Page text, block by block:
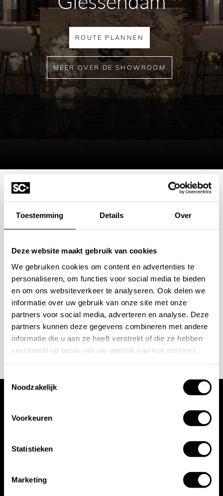
Toestemming Details Over
Deze website maakt gebruik van cookies
We gebruiken cookies om content en advertenties te
personaliseren, om functies voor social media te bieden
en om ons websiteverkeer te analyseren. Ook delen we
informatie over uw gebruik van onze site met onze
partners voor social media, adverteren en analyse. Deze
partners kunnen deze gegevens combineren met andere
informatie die u aan ze heeft verstrekt of die ze hebben
verzameld op basis van uw gebruik van hun services.
Toestemmingsselectie
Noodzakelijk
Voorkeuren
Statistieken
Marketing
ROUTE PLANNEN
MEER OVER DE SHOWROOM
Mogelijkheden
bespreken?
Wilt u ook iedere dag genieten van een luxe badkamer?
Neem contact met ons op voor een intake gesprek.
projects@stonecompany.nl
AFSPRAAK MAKEN
Wij werken met
toonaangevende